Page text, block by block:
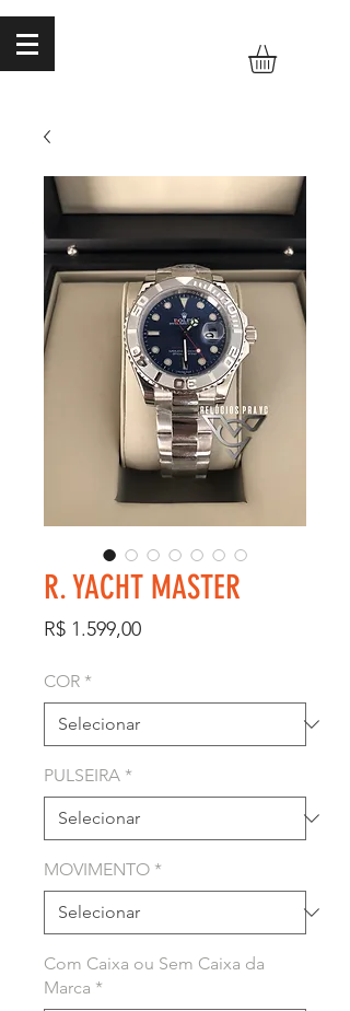
R. YACHT MASTER
R$ 1.599,00Preço
COR *
PULSEIRA *
MOVIMENTO *
Com Caixa ou Sem Caixa da
Marca *